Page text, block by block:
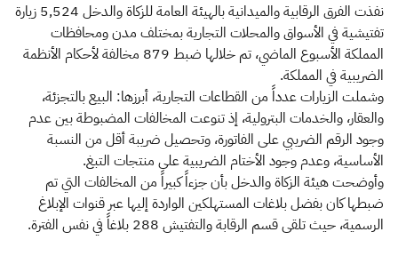
نفذت الفرق الرقابية والميدانية بالهيئة العامة للزكاة والدخل 5,524 زيارة
تفتيشية في الأسواق والمحلات التجارية بمختلف مدن ومحافظات
المملكة الأسبوع الماضي، تم خلالها ضبط 879 مخالفة لأحكام الأنظمة
الضريبية في المملكة.
وشملت الزيارات عدداً من القطاعات التجارية، أبرزها: البيع بالتجزئة،
والعقار، والخدمات البترولية، إذ تنوعت المخالفات المضبوطة بين عدم
وجود الرقم الضريبي على الفاتورة، وتحصيل ضريبة أقل من النسبة
الأساسية، وعدم وجود الأختام الضريبية على منتجات التبغ.
وأوضحت هيئة الزكاة والدخل بأن جزءاً كبيراً من المخالفات التي تم
ضبطها كان بفضل بلاغات المستهلكين الواردة إليها عبر قنوات الإبلاغ
الرسمية، حيث تلقى قسم الرقابة والتفتيش 288 بلاغاً في نفس الفترة.